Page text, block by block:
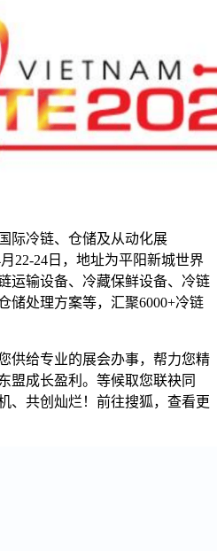
冷链、仓储及从动化展
22-24日，地址为平阳新城世界
运输设备、冷藏保鲜设备、冷链
储处理方案等，汇聚6000+冷链
给专业的展会办事，帮力您精
盟成长盈利。等候取您联袂同
、共创灿烂！前往搜狐，查看更